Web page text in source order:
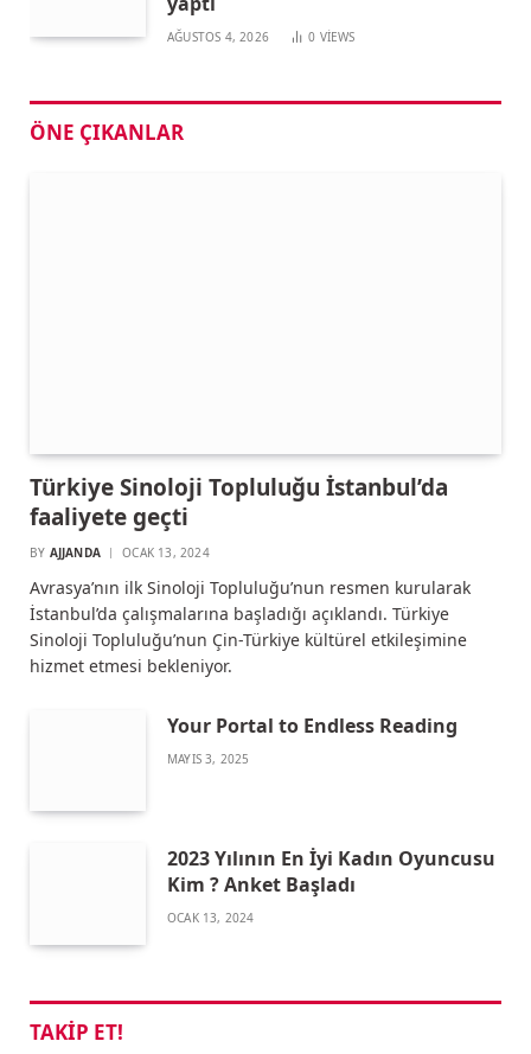
AĞUSTOS 4, 2026 0 VIEWS
ÖNE ÇIKANLAR
Türkiye Sinoloji Topluluğu İstanbul’da
faaliyete geçti
BY AJJANDA OCAK 13, 2024
Avrasya’nın ilk Sinoloji Topluluğu’nun resmen kurularak
İstanbul’da çalışmalarına başladığı açıklandı. Türkiye
Sinoloji Topluluğu’nun Çin-Türkiye kültürel etkileşimine
hizmet etmesi bekleniyor.
Your Portal to Endless Reading
MAYIS 3, 2025
2023 Yılının En İyi Kadın Oyuncusu
Kim ? Anket Başladı
OCAK 13, 2024
TAKIP ET!